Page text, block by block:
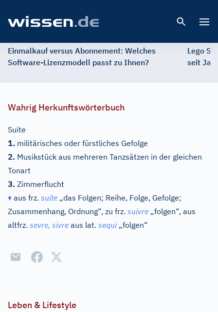
Einmalkauf versus Abonnement: Welches
Software-Lizenzmodell passt zu Ihnen?
Lego
seit
Wahrig Herkunftswörterbuch
Suite
1. militärisches oder fürstliches Gefolge
2. Musikstück aus mehreren Tanzsätzen in der gleichen
Tonart
3. Zimmerflucht
♦ aus frz. suite „das Folgen; Reihe, Folge, Gefolge;
Zusammenhang, Ordnung“, zu frz. suivre „folgen“, aus
altfrz. sevre, sivre aus lat. sequi„folgen“
Leben & Lifestyle